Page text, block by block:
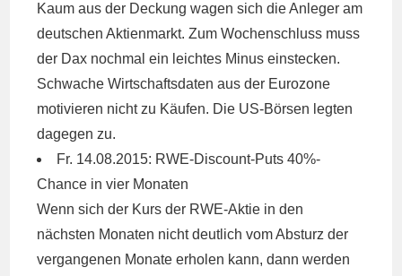
Kaum aus der Deckung wagen sich die Anleger am
deutschen Aktienmarkt. Zum Wochenschluss muss
der Dax nochmal ein leichtes Minus einstecken.
Schwache Wirtschaftsdaten aus der Eurozone
motivieren nicht zu Käufen. Die US-Börsen legten
dagegen zu.
Fr. 14.08.2015: RWE-Discount-Puts 40%-
Chance in vier Monaten
Wenn sich der Kurs der RWE-Aktie in den
nächsten Monaten nicht deutlich vom Absturz der
vergangenen Monate erholen kann, dann werden